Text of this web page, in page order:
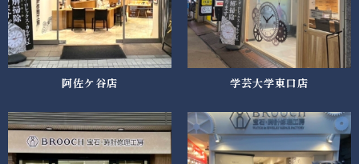
阿佐ケ谷店 学芸大学東口店